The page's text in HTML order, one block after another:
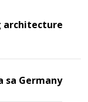
architecture
sa Germany